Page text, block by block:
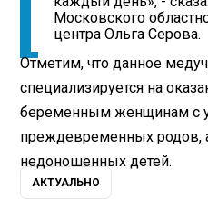
Московского
центра Ольга Серова.
Отметим, что данное
специализируется на
беременным женщинам с
преждевременных родов,
недоношенных детей.
АКТУАЛЬНО